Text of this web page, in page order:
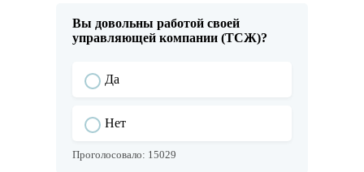
Вы довольны работой своей
управляющей компании (ТСЖ)?
Да
Нет
Проголосовало: 15029